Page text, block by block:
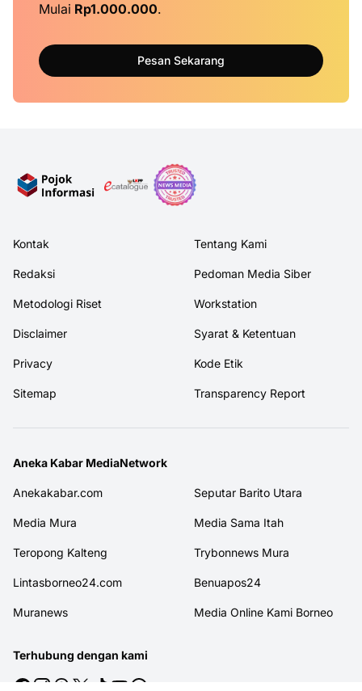
Mulai Rp1.000.000.
Pesan Sekarang
Kontak Tentang Kami
Redaksi Pedoman Media Siber
Metodologi Riset Workstation
Disclaimer Syarat & Ketentuan
Privacy Kode Etik
Sitemap Transparency Report
Aneka Kabar MediaNetwork
Anekakabar.com Seputar Barito Utara
Media Mura Media Sama Itah
Teropong Kalteng Trybonnews Mura
Lintasborneo24.com Benuapos24
Muranews Media Online Kami Borneo
Terhubung dengan kami